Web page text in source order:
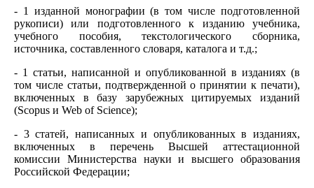
- 1 изданной монографии (в том числе подготовленной
рукописи) или подготовленного к изданию учебника,
учебного пособия, текстологического сборника,
источника, составленного словаря, каталога и т.д.;
- 1 статьи, написанной и опубликованной в изданиях (в
том числе статьи, подтвержденной о принятии к печати),
включенных в базу зарубежных цитируемых изданий
(Scopus и Web of Science);
- 3 статей, написанных и опубликованных в изданиях,
включенных в перечень Высшей аттестационной
комиссии Министерства науки и высшего образования
Российской Федерации;